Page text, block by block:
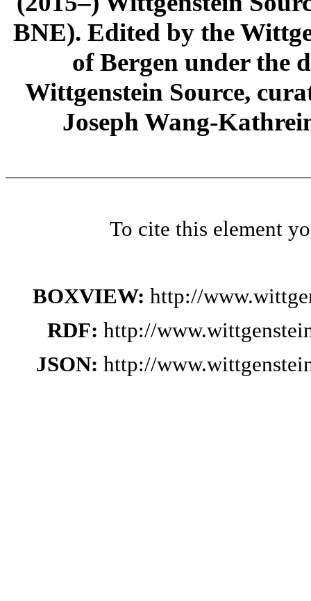
BNE). Edited by the
of Bergen under the
Wittgenstein Source,
Joseph Wang-
To cite this element
BOXVIEW: http://
RDF: http://
JSON: http://